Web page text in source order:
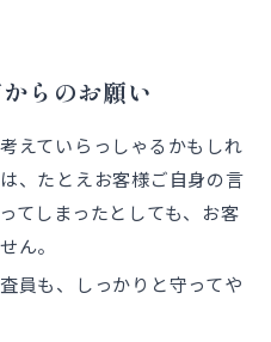
らのお願い
えていらっしゃるかもしれ
、たとえお客様ご自身の言
てしまったとしても、お客
ん。
員も、しっかりと守ってや